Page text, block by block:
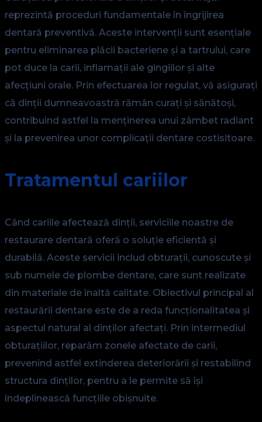
reprezintă proceduri fundamentale în îngrijirea
dentară preventivă. Aceste intervenții sunt esențiale
pentru eliminarea plăcii bacteriene și a tartrului, care
pot duce la carii, inflamații ale gingiilor și alte
afecțiuni orale. Prin efectuarea lor regulat, vă asigurați
că dinții dumneavoastră rămân curați și sănătoși,
contribuind astfel la menținerea unui zâmbet radiant
și la prevenirea unor complicații dentare costisitoare.
Tratamentul cariilor
Când cariile afectează dinții, serviciile noastre de
restaurare dentară oferă o soluție eficientă și
durabilă. Aceste servicii includ obturații, cunoscute și
sub numele de plombe dentare, care sunt realizate
din materiale de înaltă calitate. Obiectivul principal al
restaurării dentare este de a reda funcționalitatea și
aspectul natural al dinților afectați. Prin intermediul
obturațiilor, reparăm zonele afectate de carii,
prevenind astfel extinderea deteriorării și restabilind
structura dinților, pentru a le permite să își
îndeplinească funcțiile obișnuite.